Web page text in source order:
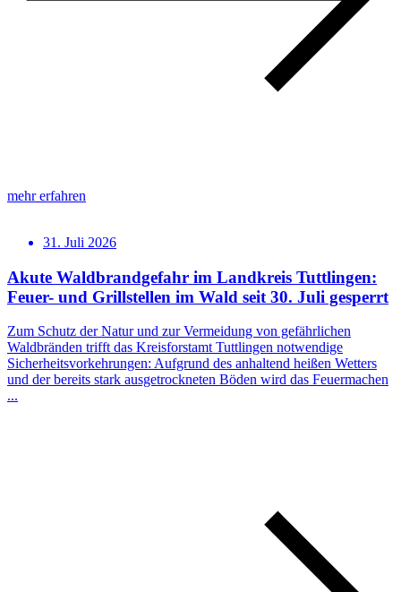
mehr erfahren
31. Juli 2026
Akute Waldbrandgefahr im Landkreis Tuttlingen:
Feuer- und Grillstellen im Wald seit 30. Juli gesperrt
Zum Schutz der Natur und zur Vermeidung von gefährlichen
Waldbränden trifft das Kreisforstamt Tuttlingen notwendige
Sicherheitsvorkehrungen: Aufgrund des anhaltend heißen Wetters
und der bereits stark ausgetrockneten Böden wird das Feuermachen
...